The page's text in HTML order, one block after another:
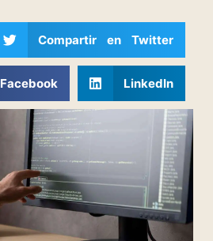
Compartir en Twitter
Facebook LinkedIn